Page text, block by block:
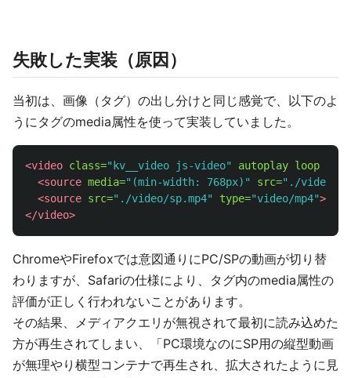
失敗した実装（原因）
当初は、画像（タグ）の出し分けと同じ感覚で、以下のよ
うにタグのmedia属性を使って実装していました。
<video class="kv__video js-video" autoplay loop
<source media="(min-width: 768px)" src="./video/
<source src="./video/sp.mp4" type="video/mp4">
</video>
ChromeやFirefoxでは意図通りにPC/SPの動画が切り替
わりますが、Safariの仕様により、タグ内のmedia属性の
評価が正しく行われないことがあります。
その結果、メディアクエリが無視されて最初に読み込めた
方が再生されてしまい、「PC環境なのにSP用の縦型動画
が無理やり横型コンテナで再生され、拡大されたように見